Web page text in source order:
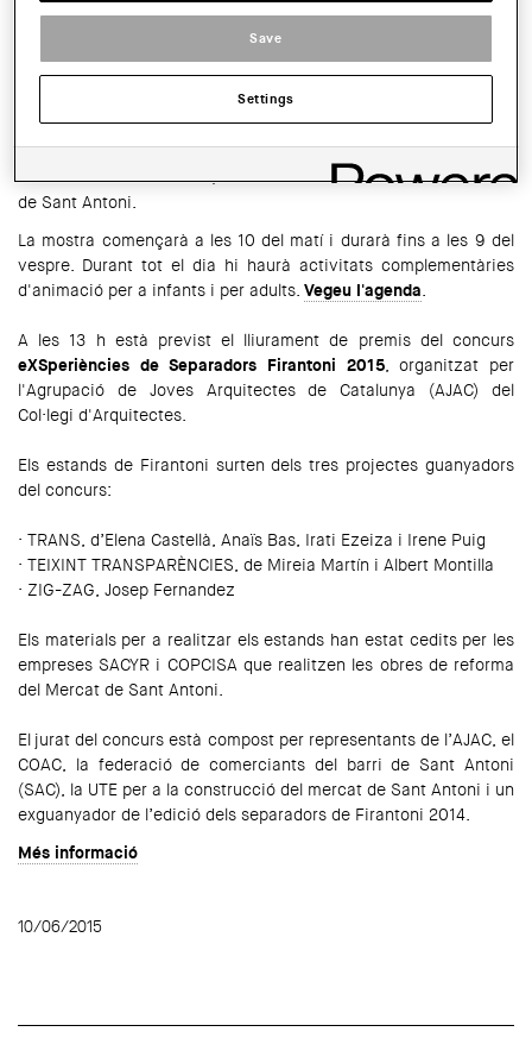
Aquest dissabte dia 13 de juny se celebrarà la tercera edició del
Firantoni, la mostra de comerç i serveis del barri de Sant
En aquesta fira hi haurà estands de diferents establiments
associats a Sant Antoni Comerç: botigues dels carrers, parades
del Mercat d'Alimentació, dels Encants i del Dominical del Llibre
de Sant Antoni.
La mostra començarà a les 10 del matí i durarà fins a les 9 del
vespre. Durant tot el dia hi haurà activitats complementàries
d'animació per a infants i per adults. Vegeu l'agenda
A les 13 h està previst el lliurament de premis del concurs
eXSperiències de Separadors Firantoni 2015, organitzat per
l'Agrupació de Joves Arquitectes de Catalunya (AJAC) del
Col·legi d'Arquitectes.
Els estands de Firantoni surten dels tres projectes guanyadors
del concurs:
· TRANS, d’Elena Castellà, Anaïs Bas, Irati Ezeiza i Irene Puig
· TEIXINT TRANSPARÈNCIES, de Mireia Martín i Albert Montilla
· ZIG-ZAG, Josep Fernandez
Els materials per a realitzar els estands han estat cedits per les
empreses SACYR i COPCISA que realitzen les obres de reforma
del Mercat de Sant Antoni.
El jurat del concurs està compost per representants de l’AJAC, el
COAC, la federació de comerciants del barri de Sant Antoni
(SAC), la UTE per a la construcció del mercat de Sant Antoni i un
exguanyador de l’edició dels separadors de Firantoni 2014.
Més informació
10/06/2015
Save
Settings